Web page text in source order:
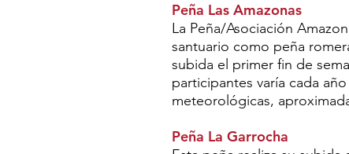
Peña Las Amazonas
La Peña/Asociación
santuario como peña
subida el primer fin de
participantes varía cada
meteorológicas,
Peña La Garrocha